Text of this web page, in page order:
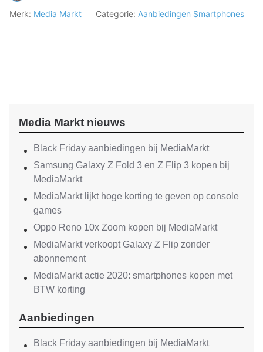
Merk: Media Markt Categorie: Aanbiedingen Smartphones
Media Markt nieuws
Black Friday aanbiedingen bij MediaMarkt
Samsung Galaxy Z Fold 3 en Z Flip 3 kopen bij
MediaMarkt
MediaMarkt lijkt hoge korting te geven op console
games
Oppo Reno 10x Zoom kopen bij MediaMarkt
MediaMarkt verkoopt Galaxy Z Flip zonder
abonnement
MediaMarkt actie 2020: smartphones kopen met
BTW korting
Aanbiedingen
Black Friday aanbiedingen bij MediaMarkt